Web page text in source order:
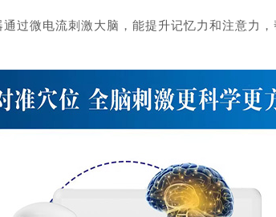
微电流刺激大脑，能提升记忆力和注意力